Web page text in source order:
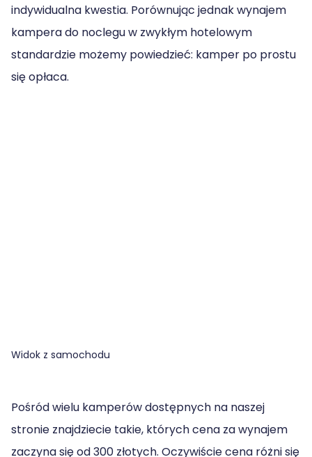
indywidualna kwestia. Porównując jednak wynajem
kampera do noclegu w zwykłym hotelowym
standardzie możemy powiedzieć: kamper po prostu
się opłaca.
Widok z samochodu
Pośród wielu kamperów dostępnych na naszej
stronie znajdziecie takie, których cena za wynajem
zaczyna się od 300 złotych. Oczywiście cena różni się